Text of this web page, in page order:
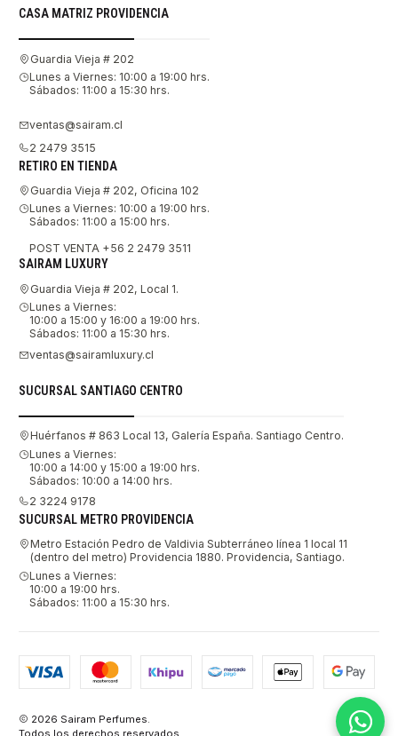
CASA MATRIZ PROVIDENCIA
Guardia Vieja # 202
Lunes a Viernes: 10:00 a 19:00 hrs.
Sábados: 11:00 a 15:30 hrs.
ventas@sairam.cl
2 2479 3515
RETIRO EN TIENDA
Guardia Vieja # 202, Oficina 102
Lunes a Viernes: 10:00 a 19:00 hrs.
Sábados: 11:00 a 15:00 hrs.
POST VENTA +56 2 2479 3511
SAIRAM LUXURY
Guardia Vieja # 202, Local 1.
Lunes a Viernes:
10:00 a 15:00 y 16:00 a 19:00 hrs.
Sábados: 11:00 a 15:30 hrs.
ventas@sairamluxury.cl
SUCURSAL SANTIAGO CENTRO
Huérfanos # 863 Local 13, Galería España. Santiago Centro.
Lunes a Viernes:
10:00 a 14:00 y 15:00 a 19:00 hrs.
Sábados: 10:00 a 14:00 hrs.
2 3224 9178
SUCURSAL METRO PROVIDENCIA
Metro Estación Pedro de Valdivia Subterráneo línea 1 local 11
(dentro del metro) Providencia 1880. Providencia, Santiago.
Lunes a Viernes:
10:00 a 19:00 hrs.
Sábados: 11:00 a 15:30 hrs.
2026 Sairam Perfumes.
Todos los derechos reservados.